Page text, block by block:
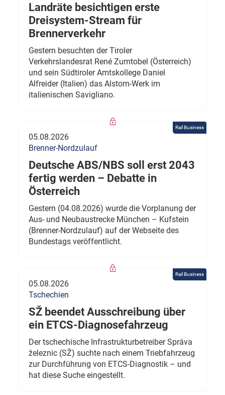
Landräte besichtigen erste
Dreisystem-Stream für
Brennerverkehr
Gestern besuchten der Tiroler
Verkehrslandesrat René Zumtobel (Österreich)
und sein Südtiroler Amtskollege Daniel
Alfreider (Italien) das Alstom-Werk im
italienischen Savigliano.
Rail Business
05.08.2026
Brenner-Nordzulauf
Deutsche ABS/NBS soll erst 2043
fertig werden – Debatte in
Österreich
Gestern (04.08.2026) wurde die Vorplanung der
Aus- und Neubaustrecke München – Kufstein
(Brenner-Nordzulauf) auf der Webseite des
Bundestags veröffentlicht.
Rail Business
05.08.2026
Tschechien
SŽ beendet Ausschreibung über
ein ETCS-Diagnosefahrzeug
Der tschechische Infrastrukturbetreiber Správa
železnic (SŽ) suchte nach einem Triebfahrzeug
zur Durchführung von ETCS-Diagnostik – und
hat diese Suche eingestellt.